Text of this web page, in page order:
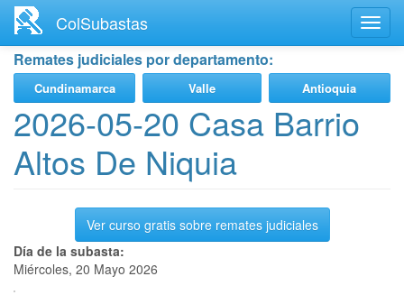
contenido
principal
ColSubastas
Remates judiciales por departamento:
Cundinamarca Valle Antioquia
2026-05-20 Casa Barrio
Altos De Niquia
Ver curso gratis sobre remates judiciales
Día de la subasta:
Miércoles, 20 Mayo 2026